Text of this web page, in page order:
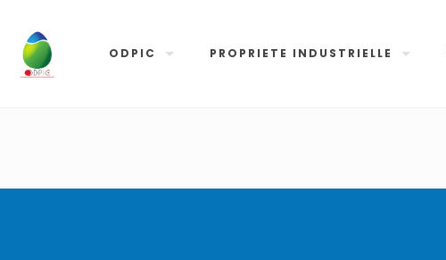
ODPIC PROPRIETE INDUSTRIELLE